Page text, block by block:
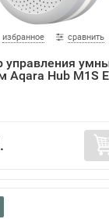
избранное сравнить
управления
Aqara Hub M1S